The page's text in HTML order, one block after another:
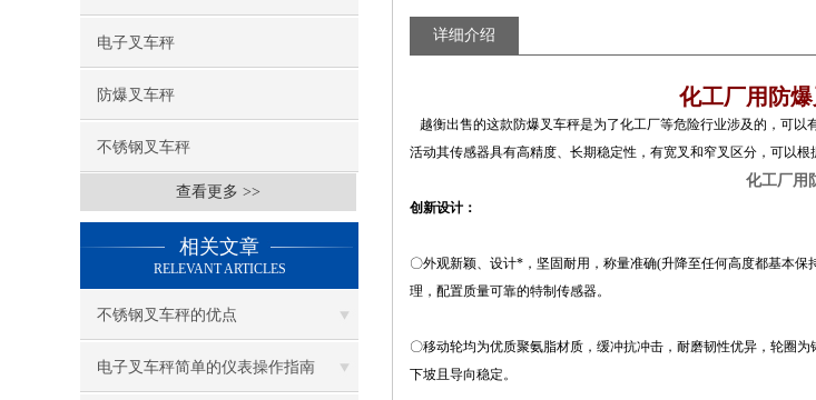
电子叉车秤
防爆叉车秤
不锈钢叉车秤
查看更多 >>
相关文章
RELEVANT ARTICLES
不锈钢叉车秤的优点
电子叉车秤简单的仪表操作指南
详细介绍
化工厂用防
越衡出售的这款防爆叉车秤是为了化工厂等危险行业涉及的，可
活动其传感器具有高精度、长期稳定性，有宽叉和窄叉区分，可以根
化工厂用
创新设计：
〇外观新颖、设计*，坚固耐用，称量准确(升降至任何高度都基本
理，配置质量可靠的特制传感器。
〇移动轮均为优质聚氨脂材质，缓冲抗冲击，耐磨韧性优异，轮圈
下坡且导向稳定。